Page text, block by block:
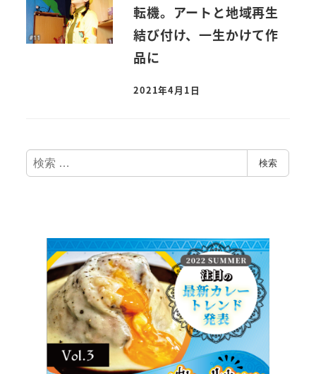
転機。アートと地域再生
結び付け、一生かけて作
品に
2021年4月1日
検
索
検索